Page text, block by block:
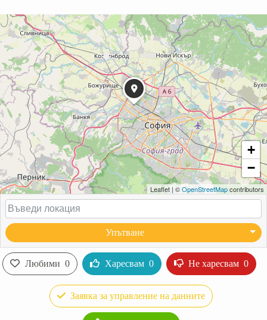
+
−
Leaflet | ©OpenStreetMapcontributors
Упътване
Любими 0 Харесвам 0 Не харесвам 0
Заявка за управление на данните